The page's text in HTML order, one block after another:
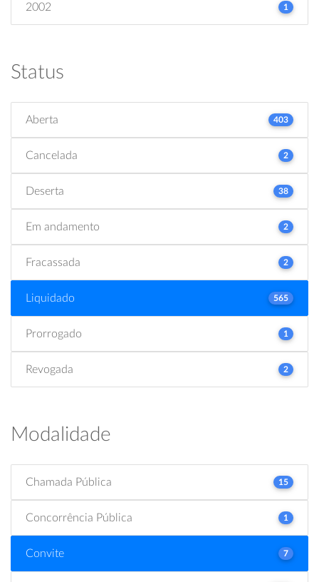
2002 1
Status
Aberta 403
Cancelada 2
Deserta 38
Em andamento 2
Fracassada 2
Liquidado 565
Prorrogado 1
Revogada 2
Modalidade
Chamada Pública 15
Concorrência Pública 1
Convite 7